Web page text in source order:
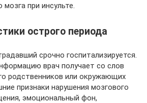
при инсульте.
острого периода
срочно госпитализируется.
врач получает со слов
родственников или окружающих
признаки нарушения мозгового
эмоциональный фон,